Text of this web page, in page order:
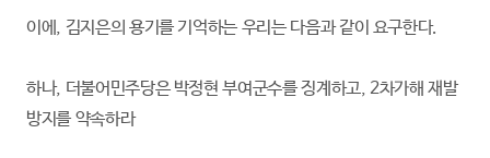
이에, 김지은의 용기를 기억하는 우리는 다음과 같이 요구한다.
하나, 더불어민주당은 박정현 부여군수를 징계하고, 2차가해 재발
방지를 약속하라